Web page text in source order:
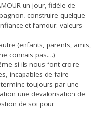
un jour, fidèle de
construire quelque
et l’amour: valeurs
(enfants, parents, amis,
connais pas….)
si ils nous font croire
incapables de faire
toujours par une
une dévalorisation de
de soi pour